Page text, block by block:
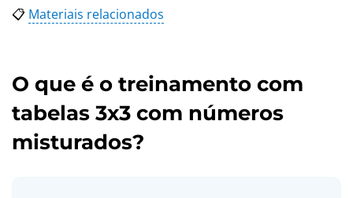
📋 Materiais relacionados
O que é o treinamento com
tabelas 3x3 com números
misturados?